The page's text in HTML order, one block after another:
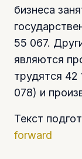
бизнеса
55 067.
являются
трудятся 42
078) и
Текст
forward